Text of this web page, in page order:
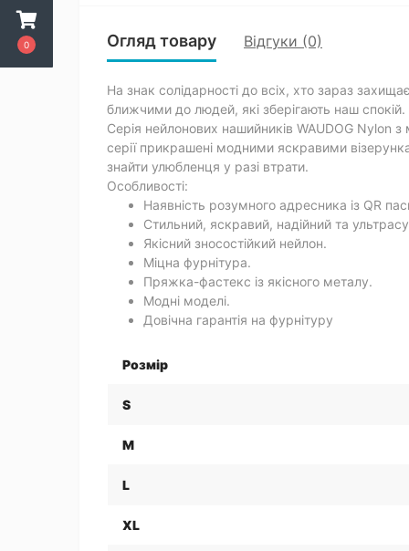
0 Огляд товару Відгуки (0)
На знак солідарності до всіх, хто зараз
ближчими до людей, які зберігають наш спокій.
Серія нейлонових нашийників WAUDOG Nylon
серії прикрашені модними яскравими
знайти улюбленця у разі втрати.
Особливості:
Наявність розумного адресника із QR
Стильний, яскравий, надійний та
Якісний зносостійкий нейлон.
Міцна фурнітура.
Пряжка-фастекс із якісного металу.
Модні моделі.
Довічна гарантія на фурнітуру
Розмір
S
M
L
XL